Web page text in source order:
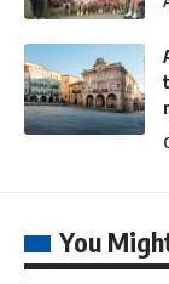
You